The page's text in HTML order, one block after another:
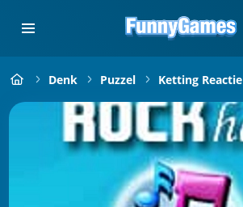
Denk Puzzel Ketting Reactie